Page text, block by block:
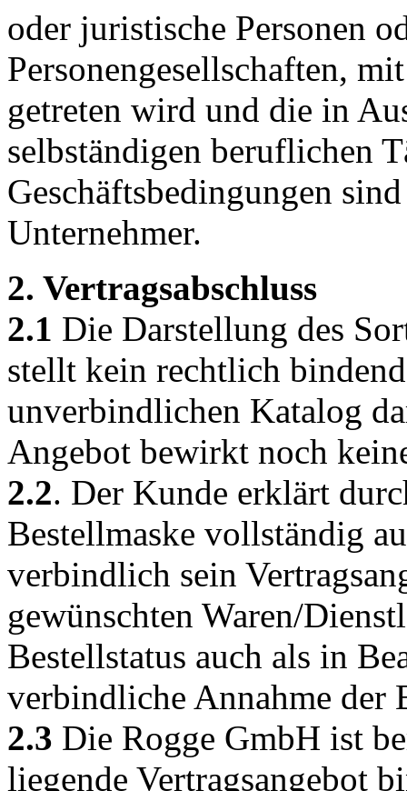
oder juristische Personen
Personengesellschaften,
getreten wird und die in
selbständigen beruflichen
Geschäftsbedingungen
Unternehmer.
2. Vertragsabschluss
2.1 Die Darstellung des
stellt kein rechtlich
unverbindlichen Katalog
Angebot bewirkt noch
2.2. Der Kunde erklärt
Bestellmaske vollständig
verbindlich sein
gewünschten Waren/
Bestellstatus auch als in
verbindliche Annahme der
2.3 Die Rogge GmbH ist
liegende Vertragsangebot